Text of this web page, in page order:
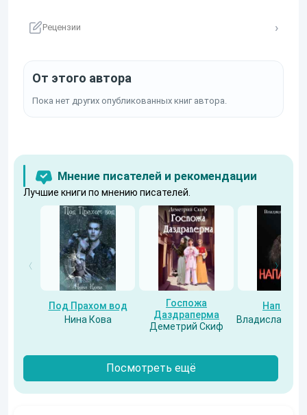
Рецензии
От этого автора
Пока нет других опубликованных книг автора.
Мнение писателей и рекомендации
Лучшие книги по мнению писателей.
Под Прахом вод
Нина Кова
Госпожа
Даздраперма
Деметрий Скиф
Напарник
Владислав
Посмотреть ещё